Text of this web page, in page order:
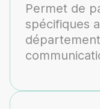
Permet de
spécifiques